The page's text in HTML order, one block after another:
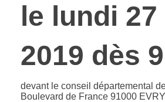
le lundi 27
2019 dès
devant le conseil départemental
Boulevard de France 91000 EVRY